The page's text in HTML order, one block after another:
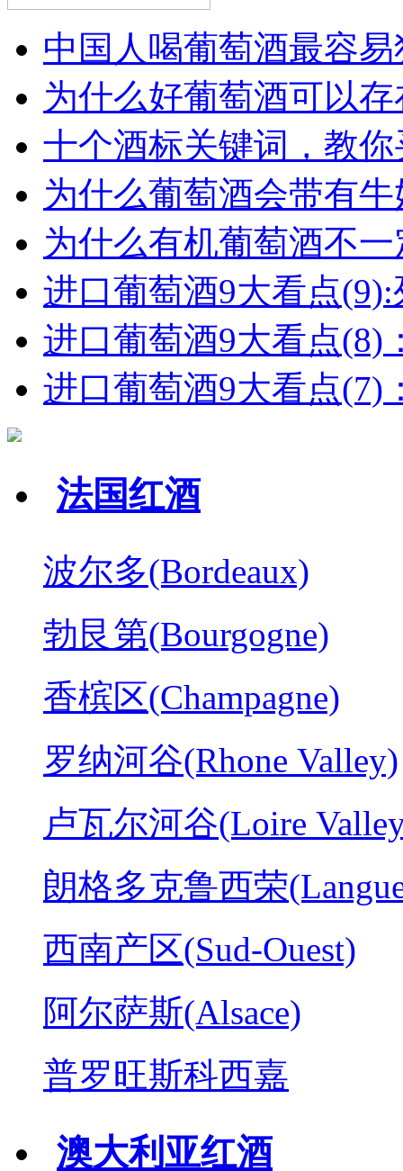
中国人喝葡萄酒最容
为什么好葡萄酒可以
十个酒标关键词，教
为什么葡萄酒会带有
为什么有机葡萄酒不
进口葡萄酒9大看点(9):
进口葡萄酒9大看点(8)
进口葡萄酒9大看点(7)
法国红酒
波尔多(Bordeaux)
勃艮第(Bourgogne)
香槟区(Champagne)
罗纳河谷(Rhone Valley)
卢瓦尔河谷(Loire
朗格多克鲁西荣
西南产区(Sud-Ouest)
阿尔萨斯(Alsace)
普罗旺斯科西嘉
澳大利亚红酒